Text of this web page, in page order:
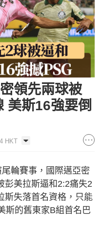
領先兩球被
美斯16強要倒
HKT
輪賽事，國際邁亞密
彭美拉斯逼和2:2痛失2
斯失落首名資格，只能
斯的舊東家B組首名巴